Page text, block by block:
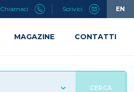
CERCA
Chiamaci Scrivici EN
MAGAZINE CONTATTI